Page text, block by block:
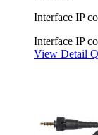
Interface IP
Interface IP
View Detail